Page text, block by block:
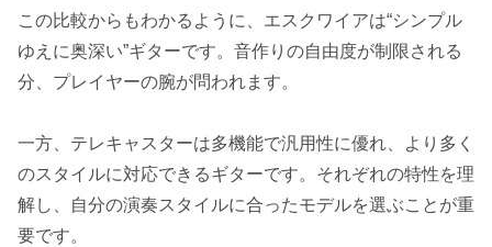
この比較からもわかるように、エスクワイアは“シンプル
ゆえに奥深い”ギターです。音作りの自由度が制限される
分、プレイヤーの腕が問われます。
一方、テレキャスターは多機能で汎用性に優れ、より多く
のスタイルに対応できるギターです。それぞれの特性を理
解し、自分の演奏スタイルに合ったモデルを選ぶことが重
要です。